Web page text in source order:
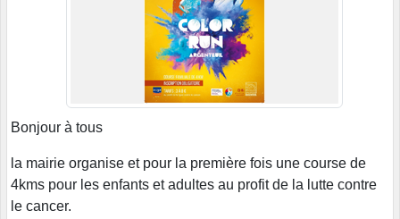
Bonjour à tous
la mairie organise et pour la première fois une course de
4kms pour les enfants et adultes au profit de la lutte contre
le cancer.